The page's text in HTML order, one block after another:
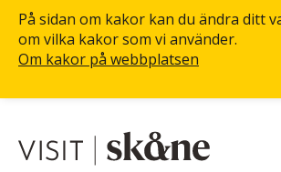
På sidan om kakor kan du ändra ditt
om vilka kakor som vi använder.
Om kakor på webbplatsen